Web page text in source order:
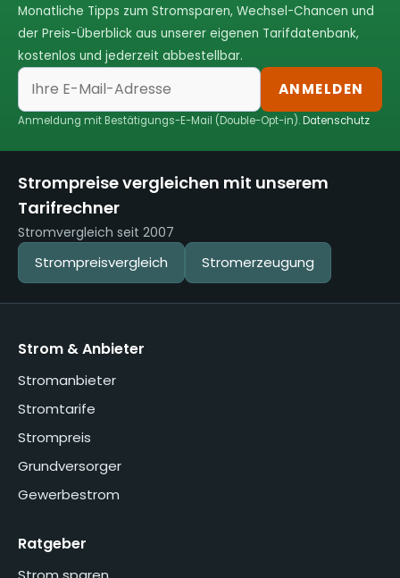
Monatliche Tipps zum Stromsparen, Wechsel-Chancen und
der Preis-Überblick aus unserer eigenen Tarifdatenbank,
kostenlos und jederzeit abbestellbar.
ANMELDEN
Anmeldung mit Bestätigungs-E-Mail (Double-Opt-in).Datenschutz
Strompreise vergleichen mit unserem
Tarifrechner
Stromvergleich seit 2007
Strompreisvergleich Stromerzeugung
Strom & Anbieter
Stromanbieter
Stromtarife
Strompreis
Grundversorger
Gewerbestrom
Ratgeber